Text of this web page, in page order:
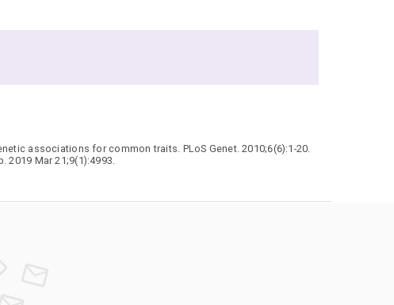
associations for common traits. PLoS Genet. 2010;6(6):1-20.
2019 Mar 21;9(1):4993.